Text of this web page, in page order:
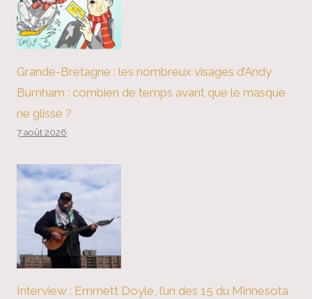
Grande-Bretagne : les nombreux visages d’Andy
Burnham : combien de temps avant que le masque
ne glisse ?
7 août 2026
Interview : Emmett Doyle, l’un des 15 du Minnesota